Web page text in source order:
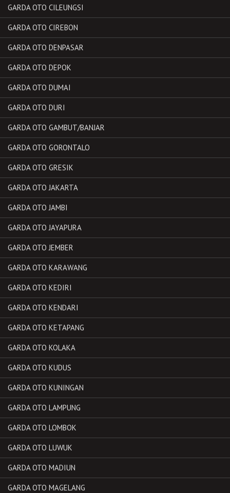
GARDA OTO CILEUNGSI
GARDA OTO CIREBON
GARDA OTO DENPASAR
GARDA OTO DEPOK
GARDA OTO DUMAI
GARDA OTO DURI
GARDA OTO GAMBUT/BANJAR
GARDA OTO GORONTALO
GARDA OTO GRESIK
GARDA OTO JAKARTA
GARDA OTO JAMBI
GARDA OTO JAYAPURA
GARDA OTO JEMBER
GARDA OTO KARAWANG
GARDA OTO KEDIRI
GARDA OTO KENDARI
GARDA OTO KETAPANG
GARDA OTO KOLAKA
GARDA OTO KUDUS
GARDA OTO KUNINGAN
GARDA OTO LAMPUNG
GARDA OTO LOMBOK
GARDA OTO LUWUK
GARDA OTO MADIUN
GARDA OTO MAGELANG